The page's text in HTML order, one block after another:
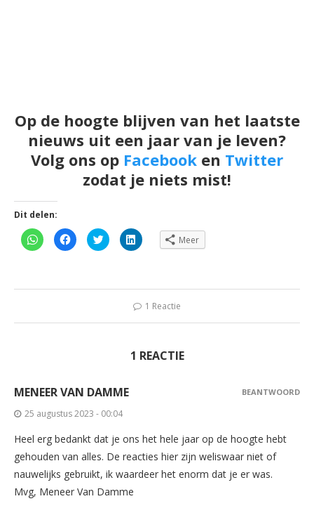
Op de hoogte blijven van het laatste
nieuws uit een jaar van je leven?
Volg ons op Facebook en Twitter
zodat je niets mist!
Dit delen:
Klik
om
(Wordt
venster
Klik
om
(Wordt
venster
Klik
om
(Wordt
venster
Klik
om
(Wordt
een
nieuw
venster
Meer
1 Reactie
1 REACTIE
MENEER VAN DAMME
25 augustus 2023 - 00:04
Heel erg bedankt dat je ons het hele jaar op de hoogte hebt
gehouden van alles. De reacties hier zijn weliswaar niet of
nauwelijks gebruikt, ik waardeer het enorm dat je er was.
Mvg, Meneer Van Damme
BEANTWOORD